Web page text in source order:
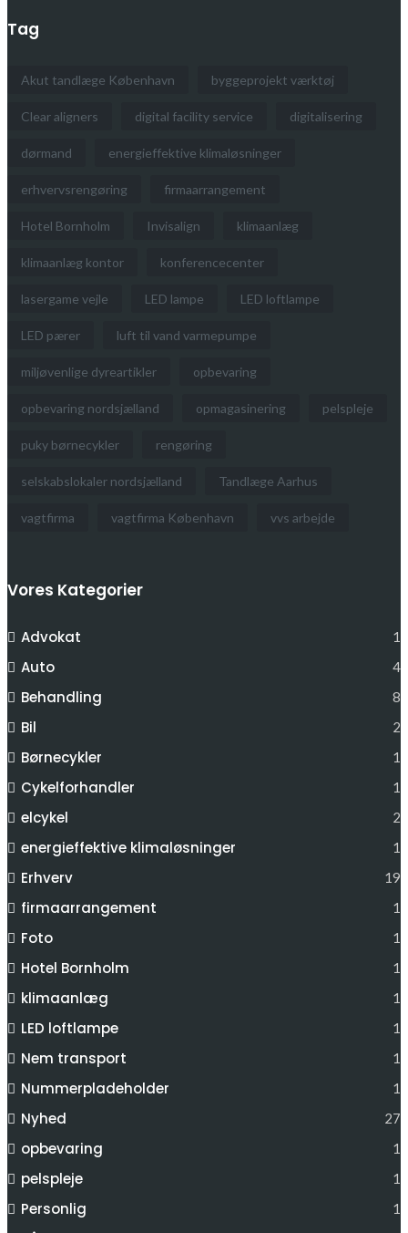
Tag
Akut tandlæge København byggeprojekt værktøj
Clear aligners digital facility service digitalisering
dørmand energieffektive klimaløsninger
erhvervsrengøring firmaarrangement
Hotel Bornholm Invisalign klimaanlæg
klimaanlæg kontor konferencecenter
lasergame vejle LED lampe LED loftlampe
LED pærer luft til vand varmepumpe
miljøvenlige dyreartikler opbevaring
opbevaring nordsjælland opmagasinering pelspleje
puky børnecykler rengøring
selskabslokaler nordsjælland Tandlæge Aarhus
vagtfirma vagtfirma København vvs arbejde
Vores Kategorier
Advokat 1
Auto 4
Behandling 8
Bil 2
Børnecykler 1
Cykelforhandler 1
elcykel 2
energieffektive klimaløsninger 1
Erhverv 19
firmaarrangement 1
Foto 1
Hotel Bornholm 1
klimaanlæg 1
LED loftlampe 1
Nem transport 1
Nummerpladeholder 1
Nyhed 27
opbevaring 1
pelspleje 1
Personlig 1